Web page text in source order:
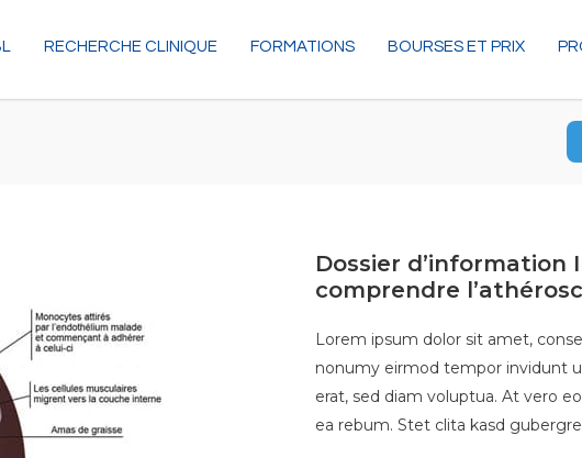
RECHERCHE CLINIQUE FORMATIONS BOURSES ET PRIX
Dossier d’information
comprendre
Lorem ipsum dolor sit amet,
nonumy eirmod tempor invidunt
erat, sed diam voluptua. At vero
ea rebum. Stet clita kasd